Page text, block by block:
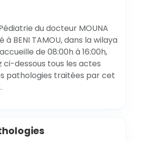
du docteur MOUNA
à BENI TAMOU, dans la wilaya
de 08:00h à 16:00h,
ci-dessous tous les actes
pathologies traitées par cet